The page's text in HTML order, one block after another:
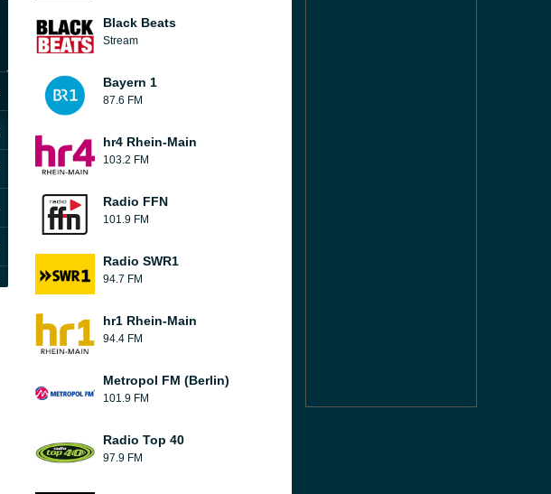
Black Beats
Stream
Bayern 1
87.6 FM
hr4 Rhein-Main
103.2 FM
Radio FFN
101.9 FM
Radio SWR1
94.7 FM
hr1 Rhein-Main
94.4 FM
Metropol FM (Berlin)
101.9 FM
Radio Top 40
97.9 FM